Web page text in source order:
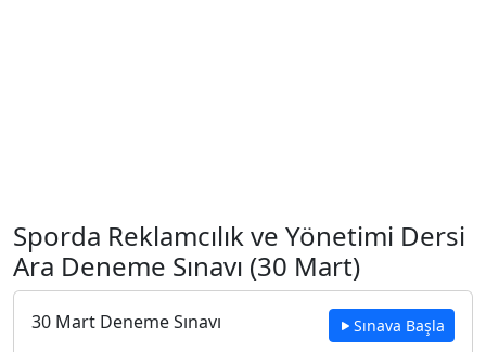
Sporda Reklamcılık ve Yönetimi Dersi
Ara Deneme Sınavı (30 Mart)
30 Mart Deneme Sınavı Sınava Başla